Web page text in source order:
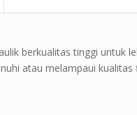
berkualitas tinggi untuk
atau melampaui kualitas